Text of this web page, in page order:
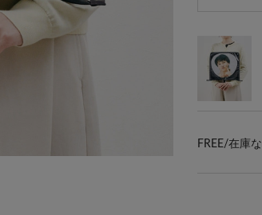
FREE/在庫